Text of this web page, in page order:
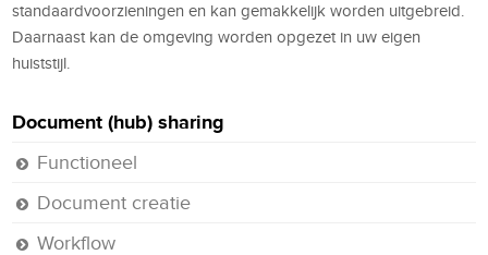
standaardvoorzieningen en kan gemakkelijk worden uitgebreid.
Daarnaast kan de omgeving worden opgezet in uw eigen
huiststijl.
Document (hub) sharing
Functioneel
Document creatie
Workflow